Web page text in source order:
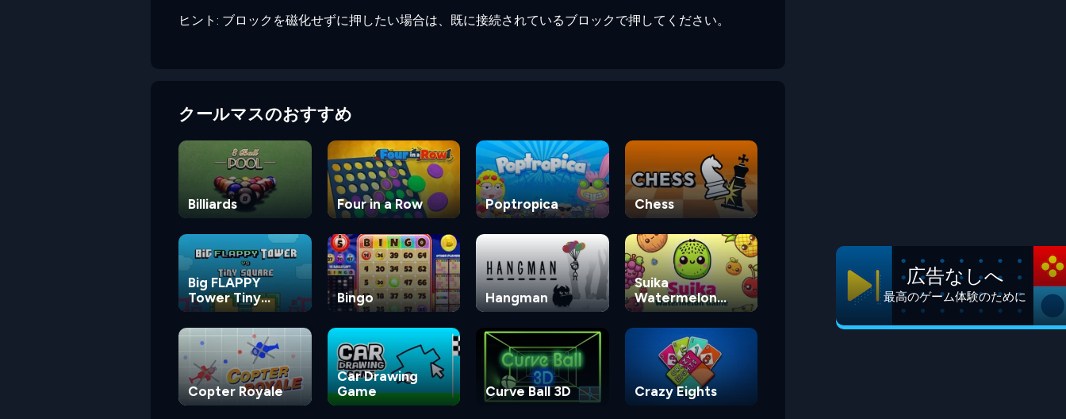
ヒント: ブロックを磁化せずに押したい場合は、既に接続されているブロックで押してください。
クールマスのおすすめ
Billiards Four in a Row Poptropica Chess
Big FLAPPY
Tower Tiny
Square
Bingo Hangman
Suika
Watermelon
Game
Copter Royale
Car Drawing
Game
Curve Ball 3D Crazy Eights
広告なしへ
最高のゲーム体験のために